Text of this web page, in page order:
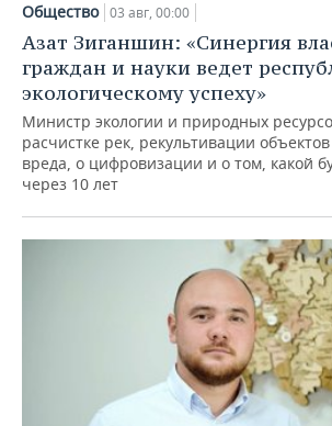
Общество 03 авг, 00:00
Азат Зиганшин: «Синергия
граждан и науки ведет
экологическому успеху»
Министр экологии и природных
расчистке рек, рекультивации
вреда, о цифровизации и о том, какой
через 10 лет